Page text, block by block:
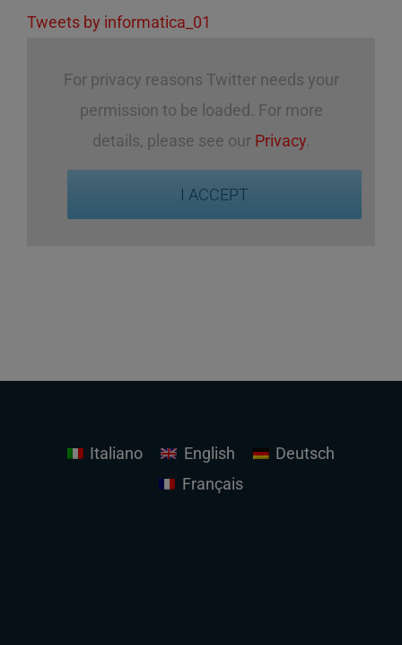
Tweets by informatica_01
For privacy reasons Twitter needs your
permission to be loaded. For more
details, please see our Privacy.
I ACCEPT
Italiano English
Deutsch
Français